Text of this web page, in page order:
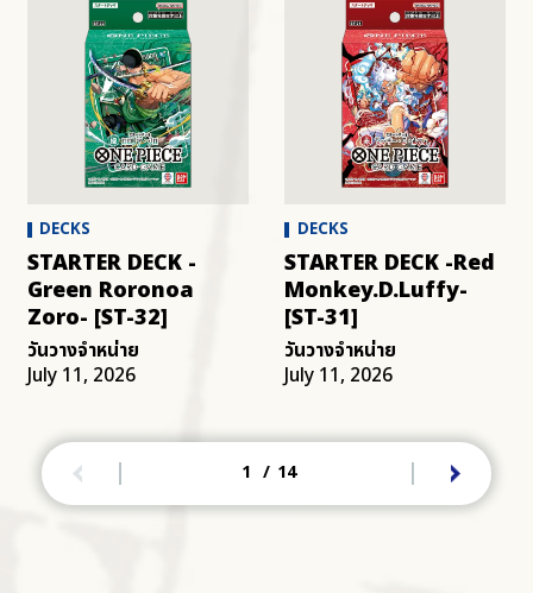
DECKS
STARTER DECK -
Green Roronoa
Zoro- [ST-32]
วันวางจำหน่าย
July 11, 2026
DECKS
STARTER DECK -Red
Monkey.D.Luffy-
[ST-31]
วันวางจำหน่าย
July 11, 2026
1 / 14